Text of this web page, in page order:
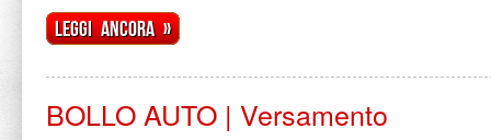
Leggi ancora »
BOLLO AUTO | Versamento